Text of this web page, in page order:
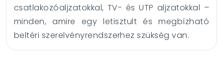
csatlakozóaljzatokkal, TV- és UTP aljzatokkal –
minden, amire egy letisztult és megbízható
beltéri szerelvényrendszerhez szükség van.